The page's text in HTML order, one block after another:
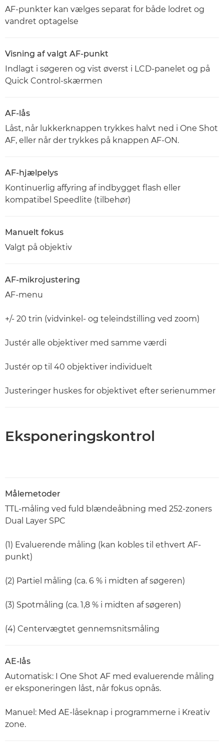
AF-punkter kan vælges separat for både lodret og
vandret optagelse
Visning af valgt AF-punkt
Indlagt i søgeren og vist øverst i LCD-panelet og på
Quick Control-skærmen
AF-lås
Låst, når lukkerknappen trykkes halvt ned i One Shot
AF, eller når der trykkes på knappen AF-ON.
AF-hjælpelys
Kontinuerlig affyring af indbygget flash eller
kompatibel Speedlite (tilbehør)
Manuelt fokus
Valgt på objektiv
AF-mikrojustering
AF-menu
+/- 20 trin (vidvinkel- og teleindstilling ved zoom)
Justér alle objektiver med samme værdi
Justér op til 40 objektiver individuelt
Justeringer huskes for objektivet efter serienummer
Eksponeringskontrol
Målemetoder
TTL-måling ved fuld blændeåbning med 252-zoners
Dual Layer SPC
(1) Evaluerende måling (kan kobles til ethvert AF-
punkt)
(2) Partiel måling (ca. 6 % i midten af søgeren)
(3) Spotmåling (ca. 1,8 % i midten af søgeren)
(4) Centervægtet gennemsnitsmåling
AE-lås
Automatisk: I One Shot AF med evaluerende måling
er eksponeringen låst, når fokus opnås.
Manuel: Med AE-låseknap i programmerne i Kreativ
zone.